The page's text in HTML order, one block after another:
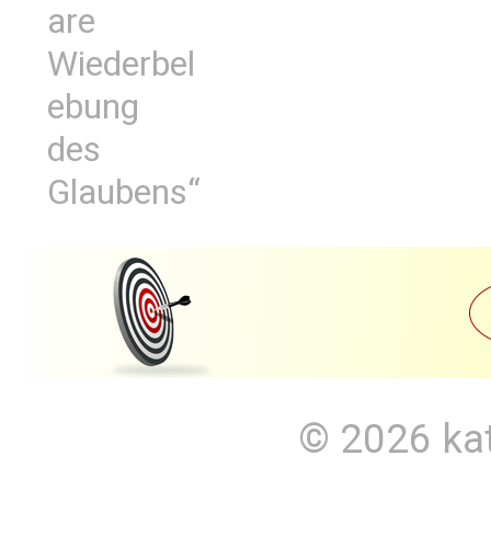
are
Wiederbel
ebung
des
Glaubens“
© 2026